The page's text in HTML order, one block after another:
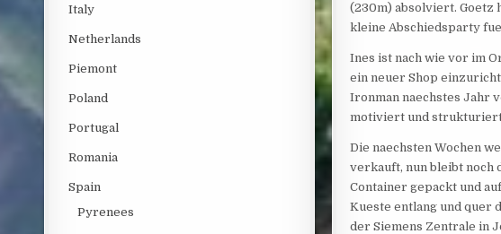
(230m) absolviert. Goetz
kleine Abschiedsparty
Ines ist nach wie vor im
ein neuer Shop
Ironman naechstes Jahr
motiviert und
Die naechsten Wochen
verkauft, nun bleibt noch
Container gepackt und
Kueste entlang und quer
der Siemens Zentrale in
Italy
Netherlands
Piemont
Poland
Portugal
Romania
Spain
Pyrenees